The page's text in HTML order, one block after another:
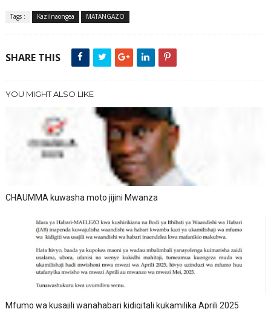
Tags : KaziInaongea MATANGAZO
SHARE THIS
YOU MIGHT ALSO LIKE
CHAUMMA kuwasha moto jijini Mwanza
Mfumo wa kusajili wanahabari kidigitali kukamilika Aprili 2025